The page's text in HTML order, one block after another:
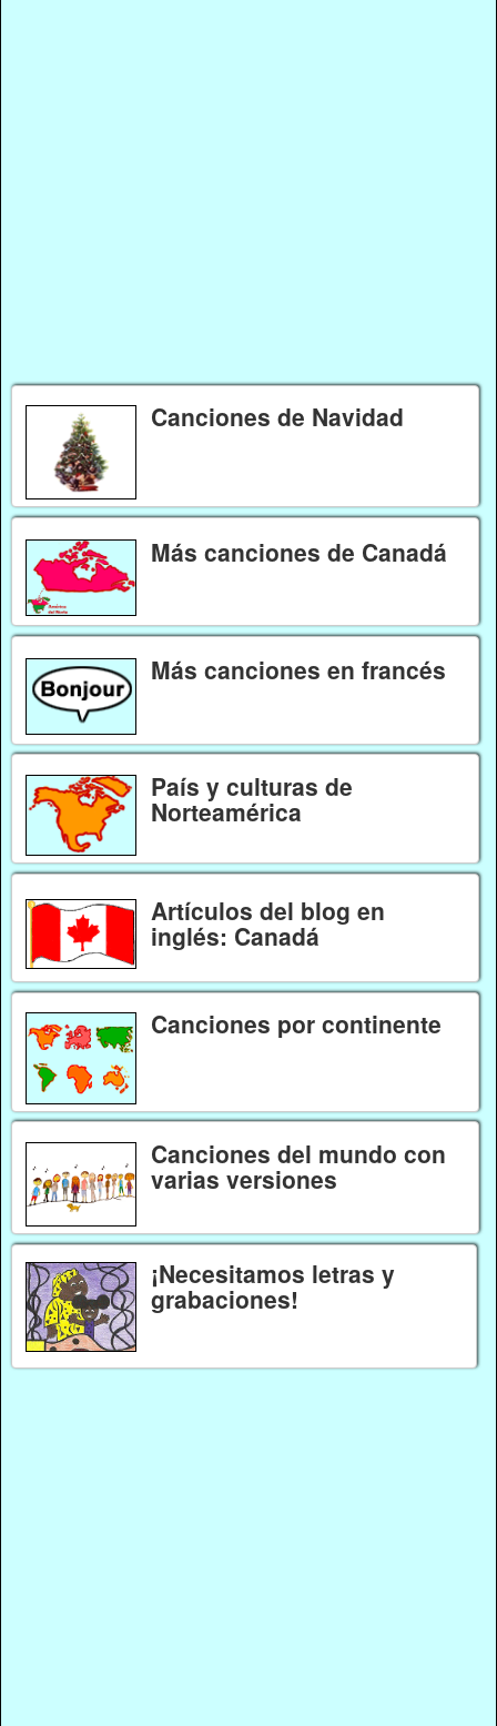
Canciones de Navidad
Más canciones de Canadá
Más canciones en francés
País y culturas de
Norteamérica
Artículos del blog en
inglés: Canadá
Canciones por continente
Canciones del mundo con
varias versiones
¡Necesitamos letras y
grabaciones!